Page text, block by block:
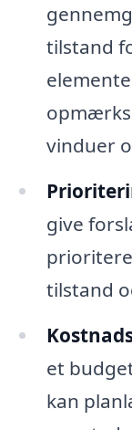
tilstand
vinduer
give
tilstand
et
kan